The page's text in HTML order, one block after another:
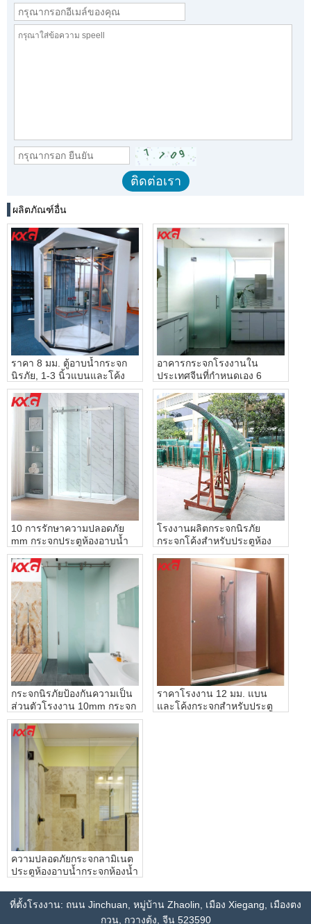
ผลิตภัณฑ์อื่น
ราคา 8 มม. ตู้อาบน้ำกระจก
นิรภัย, 1-3 นิ้วแบนและโค้ง
โรงงานฝักบัวอาบน้ำเพื่อความ
ปลอดภัย
อาคารกระจกโรงงานใน
ประเทศจีนที่กำหนดเอง 6
มิลลิเมตร 8 มิลลิเมตร 10
มิลลิเมตร 12 มิลลิเมตรกรด
สลักกระจกฝ้าประตูห้องน้ำ
10 การรักษาความปลอดภัย
mm กระจกประตูห้องอาบน้ำ
แกร่ง, 10 mm ประตูห้องอาบ
น้ำกระจกราคาโรงงาน, ซื้อ
10 mm ล้างกระจกนิรภัย
สำหรับห้องน้ำ
โรงงานผลิตกระจกนิรภัย
กระจกโค้งสำหรับประตูห้อง
อาบน้ำราคาขายส่ง
กระจกนิรภัยป้องกันความเป็น
ส่วนตัวโรงงาน 10mm กระจก
ฝ้าสำหรับห้องน้ำห้องอาบน้ำ
ราคาโรงงาน 12 มม. แบน
และโค้งกระจกสำหรับประตู
ความปลอดภัยกระจกลามิเนต
ประตูห้องอาบน้ำกระจกห้องน้ำ
ที่ตั้งโรงงาน: ถนน Jinchuan, หมู่บ้าน Zhaolin, เมือง Xiegang, เมืองตง
กวน, กวางตุ้ง, จีน 523590